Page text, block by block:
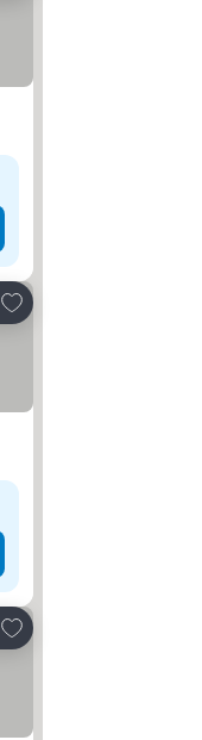
Legg til i favoritter
Legg til i favoritter